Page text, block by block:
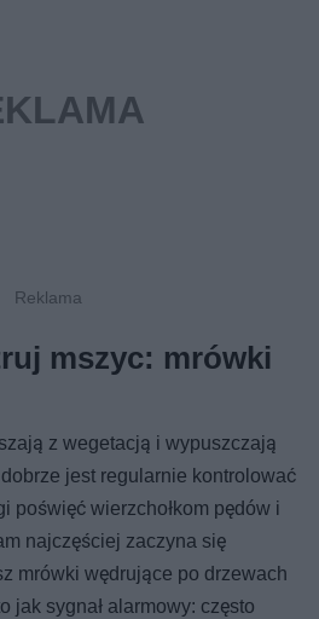
mszyc: mrówki
z wegetacją i wypuszczają
jest regularnie kontrolować
poświęć wierzchołkom pędów i
najczęściej zaczyna się
mrówki wędrujące po drzewach
jak sygnał alarmowy: często